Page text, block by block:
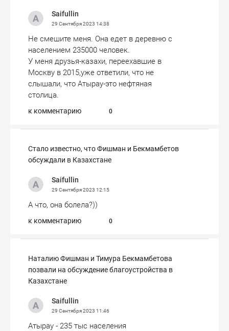
Saifullin
29 Сентября 2023 14:38
Не смешите меня. Она едет в деревню с
населением 235000 человек.
У меня друзья-казахи, переехавшие в
Москву в 2015,уже ответили, что не
слышали, что Атырау-это нефтяная
столица.
к комментарию 0
Стало известно, что Фишман и Бекмамбетов
обсуждали в Казахстане
Saifullin
29 Сентября 2023 12:15
А что, она болела?))
к комментарию 0
Наталию Фишман и Тимура Бекмамбетова
позвали на обсуждение благоустройства в
Казахстане
Saifullin
29 Сентября 2023 11:46
Атырау - 235 тыс населения